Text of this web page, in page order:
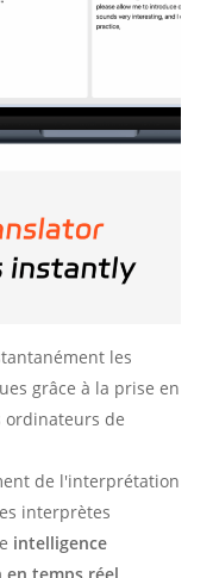
les
grâce à la prise en
ordinateurs de
de l'interprétation
interprètes
intelligence